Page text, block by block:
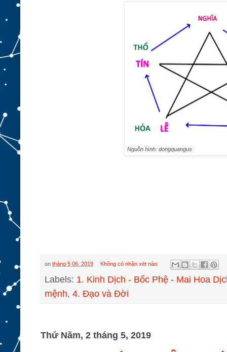
Nguồn hình: dongquangus
on tháng 5 06, 2019 Không có nhận xét nào:
Labels: 1. Kinh Dịch - Bốc Phệ - Mai Hoa
mệnh, 4. Đạo và Đời
Thứ Năm, 2 tháng 5, 2019